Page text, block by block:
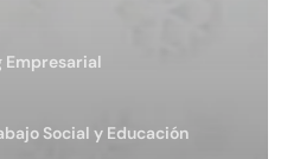
Empresarial
Social y Educación